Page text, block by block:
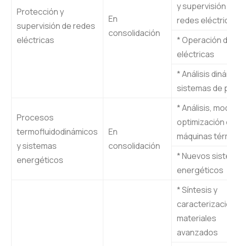
Protección y
supervisión de redes
eléctricas
En
consolidación
y
redes
* Operación
eléctricas
* Análisis
sistemas de
Procesos
termofluidodinámicos
y sistemas
energéticos
En
consolidación
* Análisis,
optimización
máquinas
* Nuevos
energéticos
* Síntesis y
materiales
avanzados